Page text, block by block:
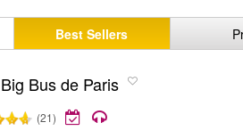
Best Sellers
Bus de Paris
(21)